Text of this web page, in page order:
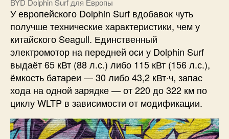
BYD Dolphin Surf для Европы
У европейского Dolphin Surf вдобавок чуть
получше технические характеристики, чем у
китайского Seagull. Единственный
электромотор на передней оси у Dolphin Surf
выдаёт 65 кВт (88 л.с.) либо 115 кВт (156 л.с.),
ёмкость батареи — 30 либо 43,2 кВт·ч, запас
хода на одной зарядке — от 220 до 322 км по
циклу WLTP в зависимости от модификации.